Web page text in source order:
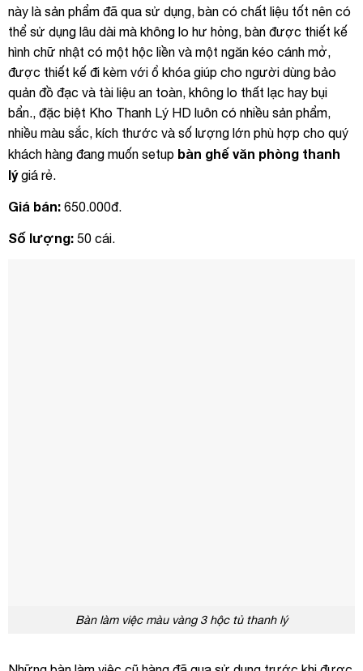
này là sản phẩm đã qua sử dụng, bàn có chất liệu tốt nên có
thể sử dụng lâu dài mà không lo hư hỏng, bàn được thiết kế
hình chữ nhật có một hộc liền và một ngăn kéo cánh mở,
được thiết kế đi kèm với ổ khóa giúp cho người dùng bảo
quản đồ đạc và tài liệu an toàn, không lo thất lạc hay bụi
bẩn., đặc biệt Kho Thanh Lý HD luôn có nhiều sản phẩm,
nhiều màu sắc, kích thước và số lượng lớn phù hợp cho quý
khách hàng đang muốn setup bàn ghế văn phòng thanh
lýgiá rẻ.
Giá bán: 650.000đ.
Số lượng: 50 cái.
Bàn làm việc màu vàng 3 hộc tủ thanh lý